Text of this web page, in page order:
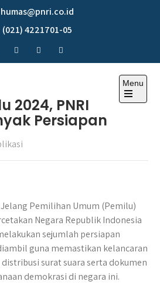
humas@pnri.co.id
(021) 4221701-05
Menu
2024, PNRI
Persiapan
Jelang Pemilihan Umum (Pemilu)
Negara Republik Indonesia
sejumlah persiapan
guna memastikan kelancaran
surat suara serta dokumen
demokrasi di negara ini.